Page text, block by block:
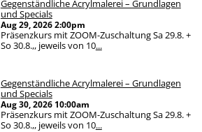
Gegenständliche Acrylmalerei – Grundlagen
und Specials
Aug 29, 20262:00pm
Präsenzkurs mit ZOOM-Zuschaltung Sa 29.8. +
So 30.8.,, jeweils von 10...
Gegenständliche Acrylmalerei – Grundlagen
und Specials
Aug 30, 2026 10:00am
Präsenzkurs mit ZOOM-Zuschaltung Sa 29.8. +
So 30.8.,, jeweils von 10...